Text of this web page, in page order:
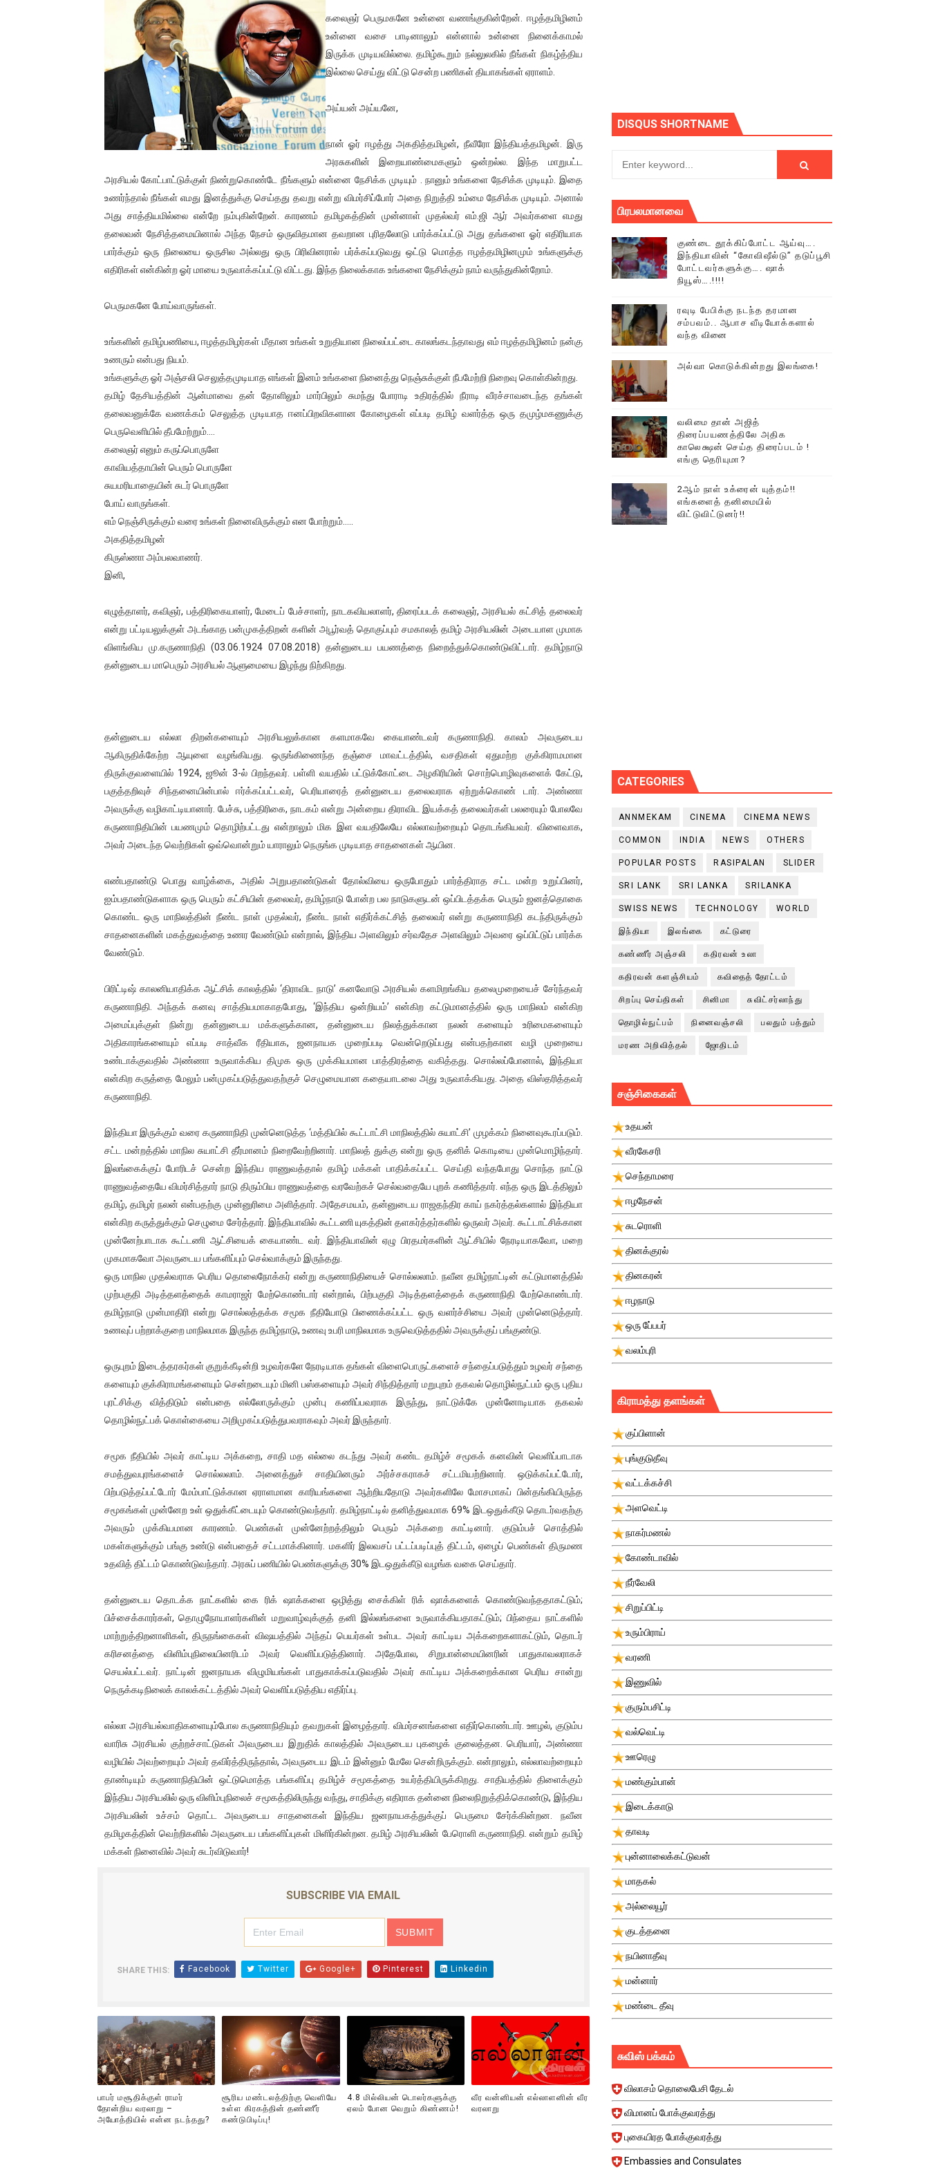
01/11/2021 Scotland ல் நடைபெறும் கண்டனப் போராட்டத்திற்கு கலந்துகொள்ளுமாறு அன்புரிமையோடு அழைக்கின்றோம்.
பாலச்சந்திரன் மற்றும் தன்னிடம் படித்த மாணவர்கள் தொடர்பில் நாடாளுமன்றத்தில் பகிரங்க கேள்வி
பிரிட்டனால் கடத்தப்படும் நிலையில் இலங்கைத் தமிழ் குடும்பம்!! நடந்தது என்ன
வர்ராரு...வர்ராரு... அண்ணாத்த : ரஜினிக்காக இலங்கை பாடலாசிரியர் வெளியிட்ட...
கைது செய்யப்பட்ட இளைஞன் உயிரிழப்பு - கொதித்தெழுந்த பிரதேசவாசிகள்!
தடுப்பூசியை பெற்றுக் கொள்ளக் கூடிய இடங்கள்...
சிறுமியை பாலியல் வன்கொடுமை செய்த முதியவருக்கு வழங்கப்பட்ட தண்டனை
பிரபல நடிகை தூக்கிட்டு தற்கொலை!
வடிவேலுவுக்கு நீதிமன்றம் விதித்துள்ள அதிரடி உத்தரவு!
ஐ.நா முன்றலில் சீரற்ற காலநிலையிலும் தமிழின அழிப்பிற்கு நீதி கேட்டு நடைபெற்ற கவனயீர்ப்புப் போராட்டத்தில் திரண்ட தமிழ்மக்கள்!!
இளையராஜா – கமல் அவசர சந்திப்பு (படங்கள், விடியோ)
ஜனாதிபதி ஐக்கிய நாடுகளின் பொதுச் சபை கூட்டத்தில் இன்று உரை
32 CM விநோத கன்றுக்குட்டி! (வீடியோ)
வலிமை தான் அஜித் திரைப்பயணத்திலே அதிக காலெக்ஷன் செய்த திரைப்படம் ! எங்கு தெரியுமா?
கலைஞர் பெருமகனே உன்னை வணங்குகின்றேன். ஈழத்தமிழினம்
உன்னை வசை பாடினாலும் என்னால் உன்னை நினைக்காமல்
இருக்க முடியவில்லை. தமிழ்கூறும் நல்லுலகில் நீங்கள் நிகழ்த்திய
இல்லை செய்து விட்டு சென்ற பணிகள் தியாகங்கள் ஏராளம்.
அய்யன் அய்யனே,
நான் ஓர் ஈழத்து அகதித்தமிழன், நீவீரோ இந்தியத்தமிழன். இரு
அரசுகளின் இறையாண்மைகளும் ஒன்றல்ல. இந்த மாறுபட்ட
அரசியல் கோட்பாட்டுக்குள் நிண்றுகொண்டே நீங்களும் என்னை நேசிக்க முடியும் . நானும் உங்களை நேசிக்க முடியும். இதை
உணர்ந்தால் நீங்கள் எமது இனத்துக்கு செய்தது தவறு என்று விமர்சிப்போர் அதை நிறுத்தி உம்மை நேசிக்க முடியும். அனால்
அது சாத்தியமில்லை என்றே நம்புகின்றேன். காரணம் தமிழகத்தின் முன்னாள் முதல்வர் எம்.ஜி ஆர் அவர்களை எமது
தலைவன் நேசித்தமையினால் அந்த நேசம் ஒருவிதமான தவறான புரிதலோடு பார்க்கப்பட்டு அது தங்களை ஓர் எதிரியாக
பார்க்கும் ஒரு நிலையை ஒருசில அல்லது ஒரு பிரிவினரால் பர்க்கப்படுவது ஒட்டு மொத்த ஈழத்தமிழினமும் உங்களுக்கு
எதிரிகள் என்கின்ற ஓர் மாயை உருவாக்கப்பட்டு விட்டது. இந்த நிலைக்காக உங்களை நேசிக்கும் நாம் வருந்துகின்றோம்.
பெருமகனே போய்வாருங்கள்.
உங்களின் தமிழ்பணியை, ஈழத்தமிழர்கள் மீதான உங்கள் உறுதியான நிலைப்பட்டை காலங்கடந்தாவது எம் ஈழத்தமிழினம் நன்கு
உணரும் என்பது நியம்.
உங்களுக்கு ஓர் அஞ்சலி செலுத்தமுடியாத எங்கள் இனம் உங்களை நினைத்து நெஞ்சுக்குள் நீபமேற்றி நிறைவு கொள்கின்றது.
தமிழ் தேசியத்தின் ஆன்மாவை தன் தோளிலும் மார்பிலும் சுமந்து போராடி உதிரத்தில் நீராடி வீரச்சாவடைந்த தங்கள்
தலைவனுக்கே வணக்கம் செலுத்த முடியாத ஈனப்பிறவிகளான கோழைகள் எப்படி தமிழ் வளர்த்த ஒரு தமுழ்மகணுக்கு
பெருவெளியில் தீபமேற்றும்….
கலைஞர் எனும் கருப்பொருளே
காவியத்தாயின் பெரும் பொருளே
சுயமரியாதையின் சுடர் பொருளே
போய் வாருங்கள்.
எம் நெஞ்சிருக்கும் வரை உங்கள் நினைவிருக்கும் என போற்றும்…..
அகதித்தமிழன்
கிருஸ்ணா அம்பலவாணர்.
இனி,
எழுத்தாளர், கவிஞர், பத்திரிகையாளர், மேடைப் பேச்சாளர், நாடகவியலாளர், திரைப்படக் கலைஞர், அரசியல் கட்சித் தலைவர்
என்று பட்டியலுக்குள் அடங்காத பன்முகத்திறன் களின் அபூர்வத் தொகுப்பும் சமகாலத் தமிழ் அரசியலின் அடையாள முமாக
விளங்கிய மு.கருணாநிதி (03.06.1924 07.08.2018) தன்னுடைய பயணத்தை நிறைத்துக்கொண்டுவிட்டார். தமிழ்நாடு
தன்னுடைய மாபெரும் அரசியல் ஆளுமையை இழந்து நிற்கிறது.
தன்னுடைய எல்லா திறன்களையும் அரசியலுக்கான களமாகவே கையாண்டவர் கருணாநிதி. காலம் அவருடைய
ஆகிருதிக்கேற்ற ஆயுளை வழங்கியது. ஒருங்கிணைந்த தஞ்சை மாவட்டத்தில், வசதிகள் ஏதுமற்ற குக்கிராமமான
திருக்குவளையில் 1924, ஜூன் 3-ல் பிறந்தவர். பள்ளி வயதில் பட்டுக்கோட்டை அழகிரியின் சொற்பொழிவுகளைக் கேட்டு,
பகுத்தறிவுச் சிந்தனையின்பால் ஈர்க்கப்பட்டவர், பெரியாரைத் தன்னுடைய தலைவராக ஏற்றுக்கொண் டார். அண்ணா
அவருக்கு வழிகாட்டியானார். பேச்சு, பத்திரிகை, நாடகம் என்று அன்றைய திராவிட இயக்கத் தலைவர்கள் பலரையும் போலவே
கருணாநிதியின் பயணமும் தொழிற்பட்டது என்றாலும் மிக இள வயதிலேயே எல்லாவற்றையும் தொடங்கியவர். விளைவாக,
அவர் அடைந்த வெற்றிகள் ஒவ்வொன்றும் யாராலும் நெருங்க முடியாத சாதனைகள் ஆயின.
எண்பதாண்டு பொது வாழ்க்கை, அதில் அறுபதாண்டுகள் தோல்வியை ஒருபோதும் பார்த்திராத சட்ட மன்ற உறுப்பினர்,
ஐம்பதாண்டுகளாக ஒரு பெரும் கட்சியின் தலைவர், தமிழ்நாடு போன்ற பல நாடுகளுடன் ஒப்பிடத்தக்க பெரும் ஜனத்தொகை
கொண்ட ஒரு மாநிலத்தின் நீண்ட நாள் முதல்வர், நீண்ட நாள் எதிர்க்கட்சித் தலைவர் என்று கருணாநிதி கடந்திருக்கும்
சாதனைகளின் மகத்துவத்தை உணர வேண்டும் என்றால், இந்திய அளவிலும் சர்வதேச அளவிலும் அவரை ஒப்பிட்டுப் பார்க்க
வேண்டும்.
பிரிட்டிஷ் காலனியாதிக்க ஆட்சிக் காலத்தில் ‘திராவிட நாடு’ கனவோடு அரசியல் களமிறங்கிய தலைமுறையைச் சேர்ந்தவர்
கருணாநிதி. அந்தக் கனவு சாத்தியமாகாதபோது, ‘இந்திய ஒன்றியம்’ என்கிற கட்டுமானத்தில் ஒரு மாநிலம் என்கிற
அமைப்புக்குள் நின்று தன்னுடைய மக்களுக்கான, தன்னுடைய நிலத்துக்கான நலன் களையும் உரிமைகளையும்
அதிகாரங்களையும் எப்படி சாத்வீக ரீதியாக, ஜனநாயக முறைப்படி வென்றெடுப்பது என்பதற்கான வழி முறையை
உண்டாக்குவதில் அண்ணா உருவாக்கிய திமுக ஒரு முக்கியமான பாத்திரத்தை வகித்தது. சொல்லப்போனால், இந்தியா
என்கிற கருத்தை மேலும் பன்முகப்படுத்துவதற்குச் செழுமையான கதையாடலை அது உருவாக்கியது. அதை விஸ்தரித்தவர்
கருணாநிதி.
இந்தியா இருக்கும் வரை கருணாநிதி முன்னெடுத்த ‘மத்தியில் கூட்டாட்சி மாநிலத்தில் சுயாட்சி’ முழக்கம் நினைவுகூரப்படும்.
சட்ட மன்றத்தில் மாநில சுயாட்சி தீர்மானம் நிறைவேற்றினார். மாநிலத் துக்கு என்று ஒரு தனிக் கொடியை முன்மொழிந்தார்.
இலங்கைக்குப் போரிடச் சென்ற இந்திய ராணுவத்தால் தமிழ் மக்கள் பாதிக்கப்பட்ட செய்தி வந்தபோது சொந்த நாட்டு
ராணுவத்தையே விமர்சித்தார் நாடு திரும்பிய ராணுவத்தை வரவேற்கச் செல்வதையே புறக் கணித்தார். எந்த ஒரு இடத்திலும்
தமிழ், தமிழர் நலன் என்பதற்கு முன்னுரிமை அளித்தார். அதேசமயம், தன்னுடைய ராஜதந்திர காய் நகர்த்தல்களால் இந்தியா
என்கிற கருத்துக்கும் செழுமை சேர்த்தார். இந்தியாவில் கூட்டணி யுகத்தின் தளகர்த்தர்களில் ஒருவர் அவர். கூட்டாட்சிக்கான
முன்னேற்பாடாக கூட்டணி ஆட்சியைக் கையாண்ட வர். இந்தியாவின் ஏழு பிரதமர்களின் ஆட்சியில் நேரடியாகவோ, மறை
முகமாகவோ அவருடைய பங்களிப்பும் செல்வாக்கும் இருந்தது.
ஒரு மாநில முதல்வராக பெரிய தொலைநோக்கர் என்று கருணாநிதியைச் சொல்லலாம். நவீன தமிழ்நாட்டின் கட்டுமானத்தில்
முற்பகுதி அடித்தளத்தைக் காமராஜர் மேற்கொண்டார் என்றால், பிற்பகுதி அடித்தளத்தைக் கருணாநிதி மேற்கொண்டார்.
தமிழ்நாடு முன்மாதிரி என்று சொல்லத்தக்க சமூக நீதியோடு பிணைக்கப்பட்ட ஒரு வளர்ச்சியை அவர் முன்னெடுத்தார்.
உணவுப் பற்றாக்குறை மாநிலமாக இருந்த தமிழ்நாடு, உணவு உபரி மாநிலமாக உருவெடுத்ததில் அவருக்குப் பங்குண்டு.
ஒருபுறம் இடைத்தரகர்கள் குறுக்கீடின்றி உழவர்களே நேரடியாக தங்கள் விளைபொருட்களைச் சந்தைப்படுத்தும் உழவர் சந்தை
களையும் குக்கிராமங்களையும் சென்றடையும் மினி பஸ்களையும் அவர் சிந்தித்தார் மறுபுறம் தகவல் தொழில்நுட்பம் ஒரு புதிய
புரட்சிக்கு வித்திடும் என்பதை எல்லோருக்கும் முன்பு கணிப்பவராக இருந்து, நாட்டுக்கே முன்னோடியாக தகவல்
தொழில்நுட்பக் கொள்கையை அறிமுகப்படுத்துபவராகவும் அவர் இருந்தார்.
சமூக நீதியில் அவர் காட்டிய அக்கறை, சாதி மத எல்லை கடந்து அவர் கண்ட தமிழ்ச் சமூகக் கனவின் வெளிப்பாடாக
சமத்துவபுரங்களைச் சொல்லலாம். அனைத்துச் சாதியினரும் அர்ச்சகராகச் சட்டமியற்றினார். ஒடுக்கப்பட்டோர்,
பிற்படுத்தப்பட்டோர் மேம்பாட்டுக்கான ஏராளமான காரியங்களை ஆற்றியதோடு அவர்களிலே மோசமாகப் பின்தங்கியிருந்த
சமூகங்கள் முன்னேற உள் ஒதுக்கீட்டையும் கொண்டுவந்தார். தமிழ்நாட்டில் தனித்துவமாக 69% இடஒதுக்கீடு தொடர்வதற்கு
அவரும் முக்கியமான காரணம். பெண்கள் முன்னேற்றத்திலும் பெரும் அக்கறை காட்டினார். குடும்பச் சொத்தில்
மகள்களுக்கும் பங்கு உண்டு என்பதைச் சட்டமாக்கினார். மகளிர் இலவசப் பட்டப்படிப்புத் திட்டம், ஏழைப் பெண்கள் திருமண
உதவித் திட்டம் கொண்டுவந்தார். அரசுப் பணியில் பெண்களுக்கு 30% இடஒதுக்கீடு வழங்க வகை செய்தார்.
தன்னுடைய தொடக்க நாட்களில் கை ரிக் ஷாக்களை ஒழித்து சைக்கிள் ரிக் ஷாக்களைக் கொண்டுவந்ததாகட்டும்;
பிச்சைக்காரர்கள், தொழுநோயாளர்களின் மறுவாழ்வுக்குத் தனி இல்லங்களை உருவாக்கியதாகட்டும்; பிந்தைய நாட்களில்
மாற்றுத்திறனாளிகள், திருநங்கைகள் விஷயத்தில் அந்தப் பெயர்கள் உள்பட அவர் காட்டிய அக்கறைகளாகட்டும், தொடர்
கரிசனத்தை விளிம்புநிலையினரிடம் அவர் வெளிப்படுத்தினார். அதேபோல, சிறுபான்மையினரின் பாதுகாவலராகச்
செயல்பட்டவர். நாட்டின் ஜனநாயக விழுமியங்கள் பாதுகாக்கப்படுவதில் அவர் காட்டிய அக்கறைக்கான பெரிய சான்று
நெருக்கடிநிலைக் காலக்கட்டத்தில் அவர் வெளிப்படுத்திய எதிர்ப்பு.
எல்லா அரசியல்வாதிகளையும்போல கருணாநிதியும் தவறுகள் இழைத்தார். விமர்சனங்களை எதிர்கொண்டார். ஊழல், குடும்ப
வாரிசு அரசியல் குற்றச்சாட்டுகள் அவருடைய இறுதிக் காலத்தில் அவருடைய புகழைக் குலைத்தன. பெரியார், அண்ணா
வழியில் அவற்றையும் அவர் தவிர்த்திருந்தால், அவருடைய இடம் இன்னும் மேலே சென்றிருக்கும். என்றாலும், எல்லாவற்றையும்
தாண்டியும் கருணாநிதியின் ஒட்டுமொத்த பங்களிப்பு தமிழ்ச் சமூகத்தை உயர்த்தியிருக்கிறது. சாதியத்தில் திளைக்கும்
இந்திய அரசியலில் ஒரு விளிம்புநிலைச் சமூகத்திலிருந்து வந்து, சாதிக்கு எதிராக தன்னை நிலைநிறுத்திக்கொண்டு, இந்திய
அரசியலின் உச்சம் தொட்ட அவருடைய சாதனைகள் இந்திய ஜனநாயகத்துக்குப் பெருமை சேர்க்கின்றன. நவீன
தமிழகத்தின் வெற்றிகளில் அவருடைய பங்களிப்புகள் மிளிர்கின்றன. தமிழ் அரசியலின் பேரொளி கருணாநிதி. என்றும் தமிழ்
மக்கள் நினைவில் அவர் சுடர்விடுவார்!
SUBSCRIBE VIA EMAIL
SHARE THIS: Facebook Twitter Google+ Pinterest Linkedin
பாபர் மசூதிக்குள் ராமர்
தோன்றிய வரலாறு –
அயோத்தியில் என்ன நடந்தது?
சூரிய மண்டலத்திற்கு வெளியே
உள்ள கிரகத்தின் தண்ணீர்
கண்டுபிடிப்பு!
4.8 மில்லியன் டொலர்களுக்கு
ஏலம் போன வெறும் கிண்ணம்!
வீர வன்னியன் எல்லாளனின் வீர
வரலாறு
DISQUS SHORTNAME
பிரபலமானவை
குண்டை தூக்கிப்போட்ட ஆய்வு….
இந்தியாவின் “கோவிஷீல்டு” தடுப்பூசி
போட்டவர்களுக்கு…. ஷாக்
நியூஸ்….!!!!
ரவுடி பேபிக்கு நடந்த தரமான
சம்பவம்.. ஆபாச வீடியோக்களால்
வந்த வினை
அல்வா கொடுக்கின்றது இலங்கை!
வலிமை தான் அஜித்
திரைப்பயணத்திலே அதிக
காலெக்ஷன் செய்த திரைப்படம் !
எங்கு தெரியுமா?
2ஆம் நாள் உக்ரைன் யுத்தம்!!
எங்களைத் தனிமையில்
விட்டுவிட்டுனர்!!
CATEGORIES
ANNMEKAM CINEMA CINEMA NEWS
COMMON INDIA NEWS OTHERS
POPULAR POSTS RASIPALAN SLIDER
SRI LANK SRI LANKA SRILANKA
SWISS NEWS TECHNOLOGY WORLD
இந்தியா இலங்கை கட்டுரை
கண்ணீர் அஞ்சலி கதிரவன் உலா
கதிரவன் களஞ்சியம் கவிதைத் தோட்டம்
சிறப்பு செய்திகள் சினிமா சுவிட்சர்லாந்து
தொழில்நுட்பம் நினைவஞ்சலி பலதும் பத்தும்
மரண அறிவித்தல் ஜோதிடம்
சஞ்சிகைகள்
உதயன்
வீரகேசரி
செந்தாமரை
ஈழநேசன்
சுடரொளி
தினக்குரல்
தினகரன்
ஈழநாடு
ஒரு பே்பபர்
வலம்புரி
கிராமத்து தளங்கள்
குப்பிளான்
புங்குடுதீவு
வட்டக்கச்சி
அளவெட்டி
நாகர்மணல்
கோண்டாவில்
நீர்வேலி
சிறுப்பிட்டி
உரும்பிராய்
வரணி
இணுவில்
குரும்பசிட்டி
வல்வெட்டி
ஊரெழு
மண்கும்பான்
இடைக்காடு
தாவடி
புன்னாலைக்கட்டுவன்
மாதகல்
அல்லையூர்
குடத்தனை
நயினாதீவு
மன்னார்
மண்டை தீவு
சுவிஸ் பக்கம்
விலாசம் தொலைபேசி தேடல்
விமானப் போக்குவரத்து
புகையிரத போக்குவரத்து
Embassies and Consulates